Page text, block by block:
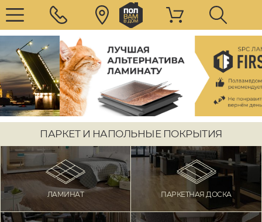
ПАРКЕТ И НАПОЛЬНЫЕ ПОКРЫТИЯ
ЛАМИНАТ ПАРКЕТНАЯ ДОСКА